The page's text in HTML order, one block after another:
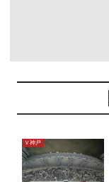
Ｖ神戸